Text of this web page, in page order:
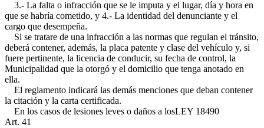
3.- La falta o infracción que se le imputa y el lugar, día y hora en
que se habría cometido, y 4.- La identidad del denunciante y el
cargo que desempeña.
Si se tratare de una infracción a las normas que regulan el tránsito,
deberá contener, además, la placa patente y clase del vehículo y, si
fuere pertinente, la licencia de conducir, su fecha de control, la
Municipalidad que la otorgó y el domicilio que tenga anotado en
ella.
El reglamento indicará las demás menciones que deban contener
la citación y la carta certificada.
En los casos de lesiones leves o daños a losLEY 18490
Art. 41